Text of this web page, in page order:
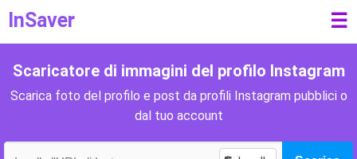
InSaver ☰
Scaricatore di immagini del profilo Instagram
Scarica foto del profilo e post da profili Instagram pubblici o
dal tuo account